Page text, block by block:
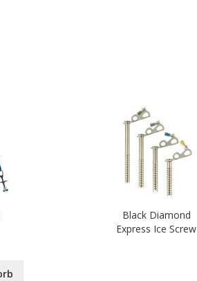
Black Diamond
Express Ice Screw